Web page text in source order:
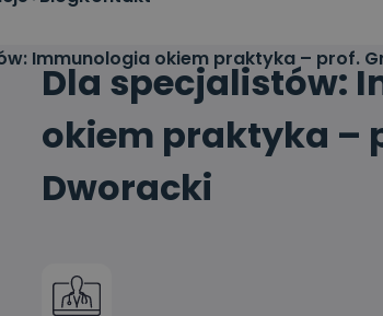
Immunologia okiem praktyka – prof.
Dla specjalistów:
okiem praktyka –
Dworacki